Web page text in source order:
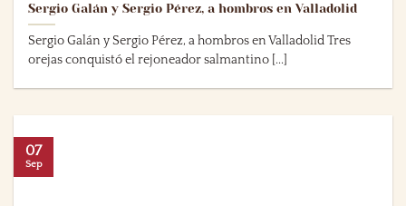
Sergio Galán y Sergio Pérez, a hombros en Valladolid
Sergio Galán y Sergio Pérez, a hombros en Valladolid Tres
orejas conquistó el rejoneador salmantino [...]
07
Sep